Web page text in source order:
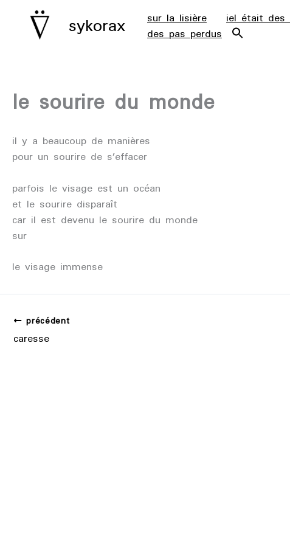
sykorax sur la lisière iel était
des pas perdus
le sourire du monde
il y a beaucoup de manières
pour un sourire de s’effacer
parfois le visage est un océan
et le sourire disparaît
car il est devenu le sourire du monde
sur
le visage immense
précédent
caresse